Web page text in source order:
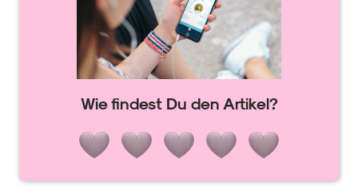
Wie findest Du den Artikel?